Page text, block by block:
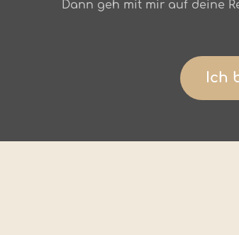
Dann geh mit mir auf deine
Ich